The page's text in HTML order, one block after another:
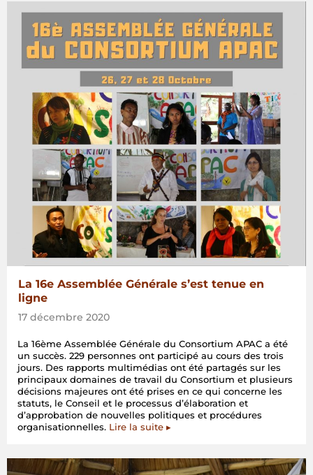
La 16e Assemblée Générale s’est tenue en
ligne
17 décembre 2020
La 16ème Assemblée Générale du Consortium APAC a été
un succès. 229 personnes ont participé au cours des trois
jours. Des rapports multimédias ont été partagés sur les
principaux domaines de travail du Consortium et plusieurs
décisions majeures ont été prises en ce qui concerne les
statuts, le Conseil et le processus d’élaboration et
d’approbation de nouvelles politiques et procédures
organisationnelles. Lire la suite ▸